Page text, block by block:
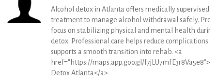
Alcohol detox in Atlanta offers medically supervised
treatment to manage alcohol withdrawal safely.
focus on stabilizing physical and mental health during
detox. Professional care helps reduce complications
supports a smooth transition into rehab. <a
href="https://maps.app.goo.gl/
Detox Atlanta</a>